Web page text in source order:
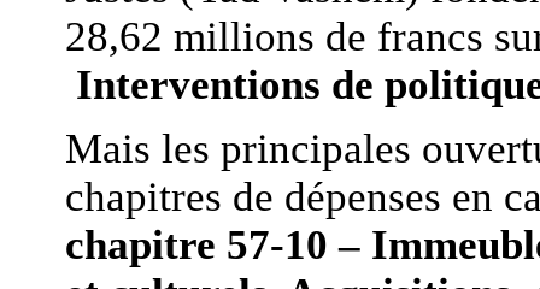
28,62 millions de francs
Interventions de
Mais les principales
chapitres de dépenses en
chapitre 57-10 –